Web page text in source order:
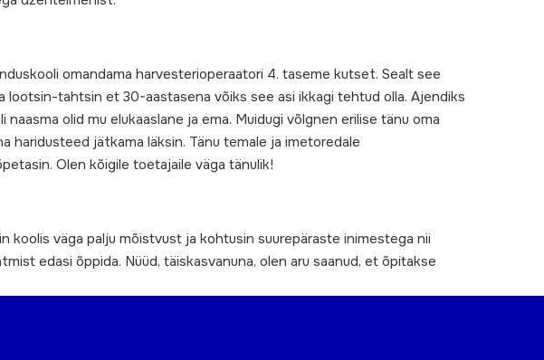
omandama harvesterioperaatori 4. taseme kutset. Sealt see
lootsin-tahtsin et 30-aastasena võiks see asi ikkagi tehtud olla. Ajendiks
olid mu elukaaslane ja ema. Muidugi võlgnen erilise tänu oma
haridusteed jätkama läksin. Tänu temale ja imetoredale
Olen kõigile toetajaile väga tänulik!
koolis väga palju mõistvust ja kohtusin suurepäraste inimestega nii
edasi õppida. Nüüd, täiskasvanuna, olen aru saanud, et õpitakse